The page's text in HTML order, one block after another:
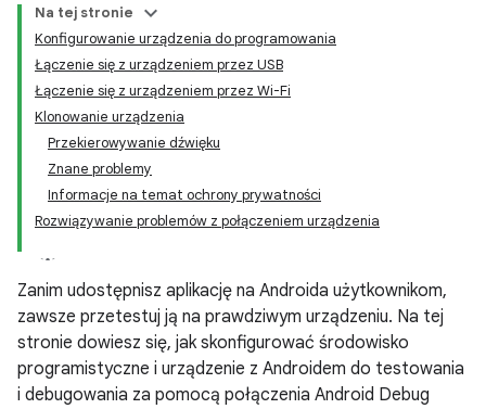
Na tej stronie
Konfigurowanie urządzenia do programowania
Łączenie się z urządzeniem przez USB
Łączenie się z urządzeniem przez Wi-Fi
Klonowanie urządzenia
Przekierowywanie dźwięku
Znane problemy
Informacje na temat ochrony prywatności
Rozwiązywanie problemów z połączeniem urządzenia
Zanim udostępnisz aplikację na Androida użytkownikom,
zawsze przetestuj ją na prawdziwym urządzeniu. Na tej
stronie dowiesz się, jak skonfigurować środowisko
programistyczne i urządzenie z Androidem do testowania
i debugowania za pomocą połączenia Android Debug